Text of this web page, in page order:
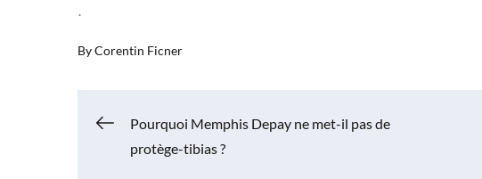
.
ByCorentin Ficner
Navigation
Pourquoi Memphis Depay ne met-il pas de
protège-tibias ?